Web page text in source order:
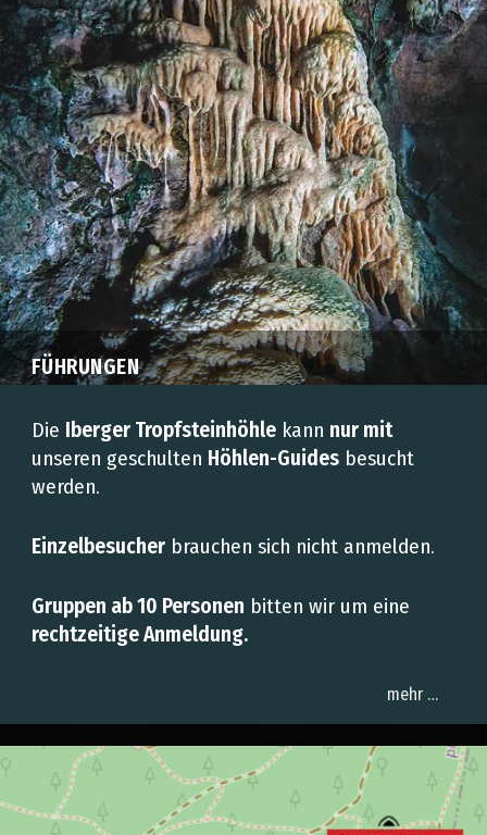
FÜHRUNGEN
Die Iberger Tropfsteinhöhlekann nur mit
unseren geschulten Höhlen-Guidesbesucht
werden.
Einzelbesucherbrauchen sich nicht anmelden.
Gruppen ab 10 Personen bitten wir um eine
rechtzeitige Anmeldung.
mehr …